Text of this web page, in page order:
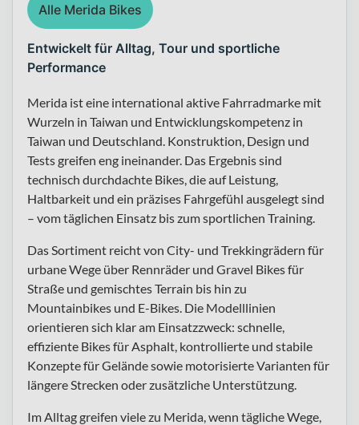
Alle Merida Bikes
Entwickelt für Alltag, Tour und sportliche
Performance
Merida ist eine international aktive Fahrradmarke mit
Wurzeln in Taiwan und Entwicklungskompetenz in
Taiwan und Deutschland. Konstruktion, Design und
Tests greifen eng ineinander. Das Ergebnis sind
technisch durchdachte Bikes, die auf Leistung,
Haltbarkeit und ein präzises Fahrgefühl ausgelegt sind
– vom täglichen Einsatz bis zum sportlichen Training.
Das Sortiment reicht von City- und Trekkingrädern für
urbane Wege über Rennräder und Gravel Bikes für
Straße und gemischtes Terrain bis hin zu
Mountainbikes und E-Bikes. Die Modelllinien
orientieren sich klar am Einsatzzweck: schnelle,
effiziente Bikes für Asphalt, kontrollierte und stabile
Konzepte für Gelände sowie motorisierte Varianten für
längere Strecken oder zusätzliche Unterstützung.
Im Alltag greifen viele zu Merida, wenn tägliche Wege,